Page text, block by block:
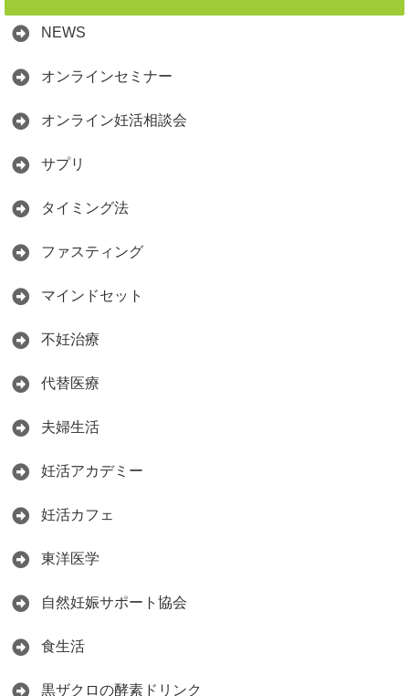
NEWS
オンラインセミナー
オンライン妊活相談会
サプリ
タイミング法
ファスティング
マインドセット
不妊治療
代替医療
夫婦生活
妊活アカデミー
妊活カフェ
東洋医学
自然妊娠サポート協会
食生活
黒ザクロの酵素ドリンク